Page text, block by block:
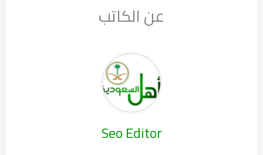
عن الكاتب
Seo Editor